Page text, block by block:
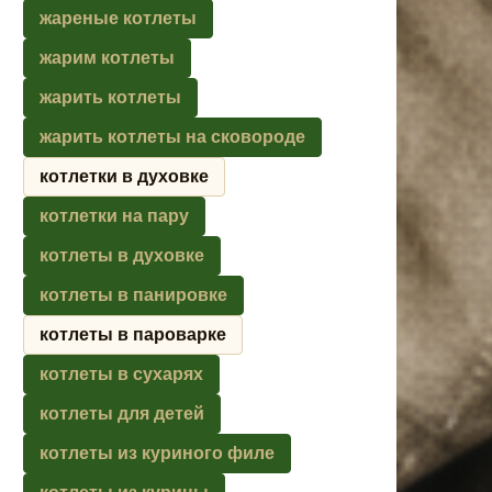
жареные котлеты
жарим котлеты
жарить котлеты
жарить котлеты на сковороде
котлетки в духовке
котлетки на пару
котлеты в духовке
котлеты в панировке
котлеты в пароварке
котлеты в сухарях
котлеты для детей
котлеты из куриного филе